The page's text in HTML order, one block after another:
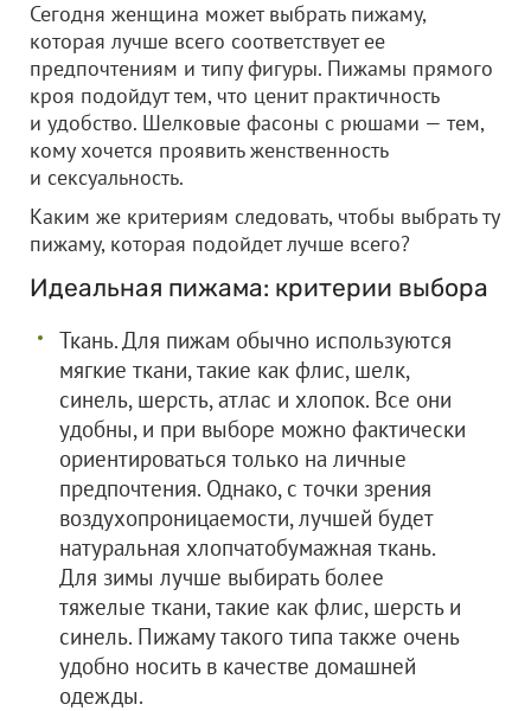
Сегодня женщина может выбрать пижаму,
которая лучше всего соответствует ее
предпочтениям и типу фигуры. Пижамы прямого
кроя подойдут тем, что ценит практичность
и удобство. Шелковые фасоны с рюшами — тем,
кому хочется проявить женственность
и сексуальность.
Каким же критериям следовать, чтобы выбрать ту
пижаму, которая подойдет лучше всего?
Идеальная пижама: критерии выбора
Ткань. Для пижам обычно используются
мягкие ткани, такие как флис, шелк,
синель, шерсть, атлас и хлопок. Все они
удобны, и при выборе можно фактически
ориентироваться только на личные
предпочтения. Однако, с точки зрения
воздухопроницаемости, лучшей будет
натуральная хлопчатобумажная ткань.
Для зимы лучше выбирать более
тяжелые ткани, такие как флис, шерсть и
синель. Пижаму такого типа также очень
удобно носить в качестве домашней
одежды.